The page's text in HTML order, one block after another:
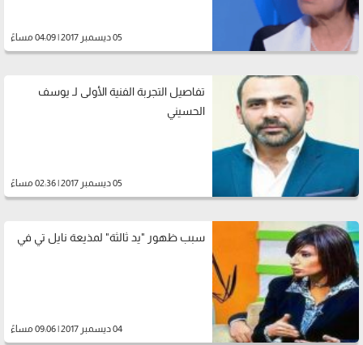
05 ديسمبر 2017 | 04:09 مساءً
تفاصيل التجربة الفنية الأولى لـ يوسف
الحسيني
05 ديسمبر 2017 | 02:36 مساءً
سبب ظهور "يد ثالثة" لمذيعة نايل تي في
04 ديسمبر 2017 | 09:06 مساءً